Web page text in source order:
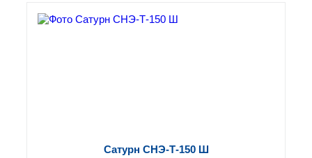
Сатурн СНЭ-Т-150 Ш